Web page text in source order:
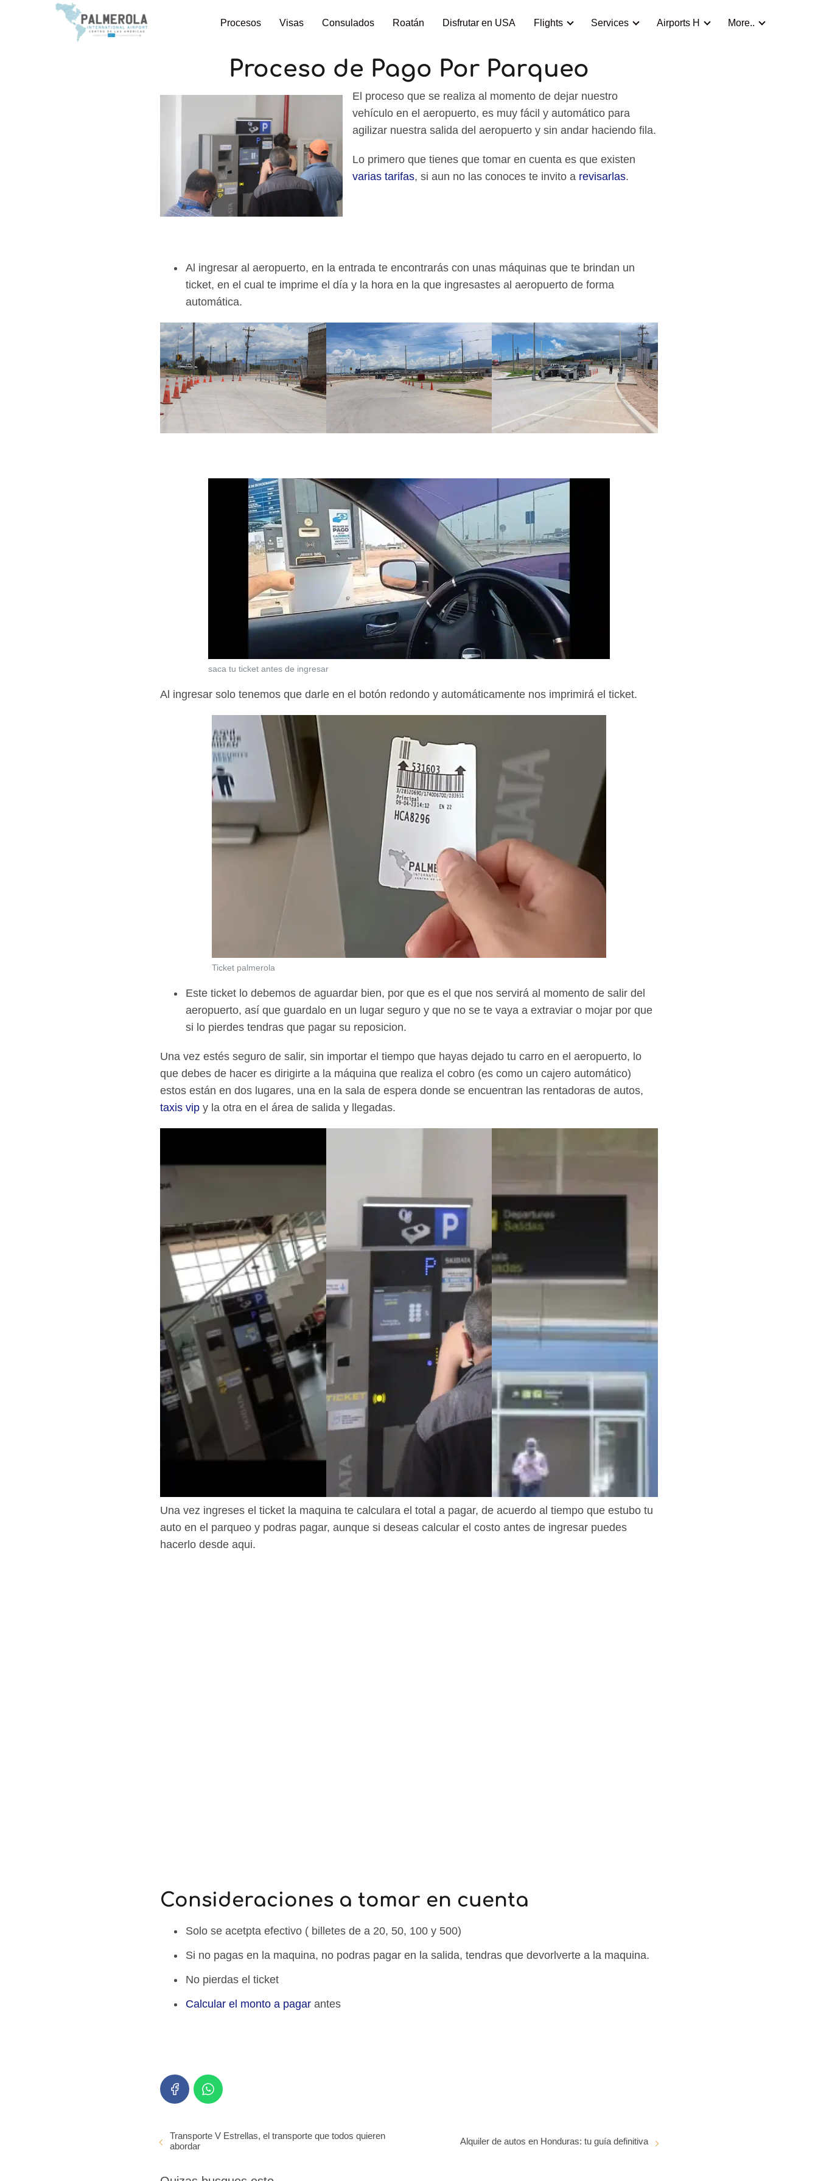
Procesos Visas Consulados Roatán Disfrutar en USA Flights Services Airports H More..
Proceso de Pago Por Parqueo
El proceso que se realiza al momento de dejar nuestro
vehículo en el aeropuerto, es muy fácil y automático para
agilizar nuestra salida del aeropuerto y sin andar haciendo fila.
Lo primero que tienes que tomar en cuenta es que existen
varias tarifas, si aun no las conoces te invito a revisarlas.
Al ingresar al aeropuerto, en la entrada te encontrarás con unas máquinas que te brindan un
ticket, en el cual te imprime el día y la hora en la que ingresastes al aeropuerto de forma
automática.
saca tu ticket antes de ingresar
Al ingresar solo tenemos que darle en el botón redondo y automáticamente nos imprimirá el ticket.
Ticket palmerola
Este ticket lo debemos de aguardar bien, por que es el que nos servirá al momento de salir del
aeropuerto, así que guardalo en un lugar seguro y que no se te vaya a extraviar o mojar por que
si lo pierdes tendras que pagar su reposicion.
Una vez estés seguro de salir, sin importar el tiempo que hayas dejado tu carro en el aeropuerto, lo
que debes de hacer es dirigirte a la máquina que realiza el cobro (es como un cajero automático)
estos están en dos lugares, una en la sala de espera donde se encuentran las rentadoras de autos,
taxis vip y la otra en el área de salida y llegadas.
Una vez ingreses el ticket la maquina te calculara el total a pagar, de acuerdo al tiempo que estubo tu
auto en el parqueo y podras pagar, aunque si deseas calcular el costo antes de ingresar puedes
hacerlo desde aqui.
Consideraciones a tomar en cuenta
Solo se acetpta efectivo ( billetes de a 20, 50, 100 y 500)
Si no pagas en la maquina, no podras pagar en la salida, tendras que devorlverte a la maquina.
No pierdas el ticket
Calcular el monto a pagar antes
Transporte V Estrellas, el transporte que todos quieren
abordar
Alquiler de autos en Honduras: tu guía definitiva